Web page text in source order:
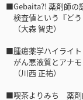
■Gebaita?! 薬剤師の
検査値という『どう
（大森 智史）
■腫瘍薬学ハイライト
がん悪液質とアナ
（川西 正祐）
■喫茶よりみち 薬剤